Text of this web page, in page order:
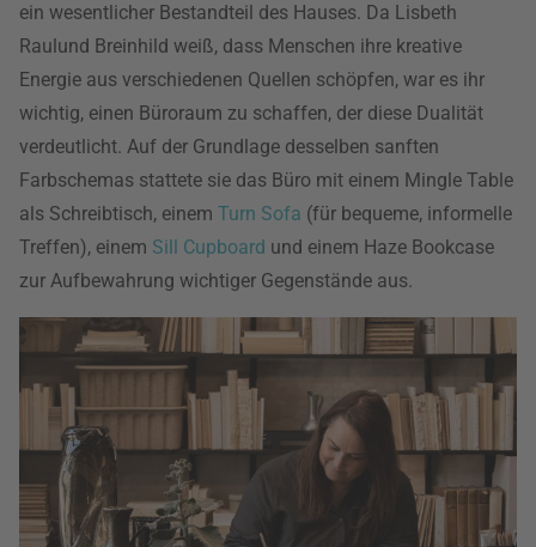
ein wesentlicher Bestandteil des Hauses. Da Lisbeth
Raulund Breinhild weiß, dass Menschen ihre kreative
Energie aus verschiedenen Quellen schöpfen, war es ihr
wichtig, einen Büroraum zu schaffen, der diese Dualität
verdeutlicht. Auf der Grundlage desselben sanften
Farbschemas stattete sie das Büro mit einem Mingle Table
als Schreibtisch, einem Turn Sofa (für bequeme, informelle
Treffen), einem Sill Cupboard und einem Haze Bookcase
zur Aufbewahrung wichtiger Gegenstände aus.